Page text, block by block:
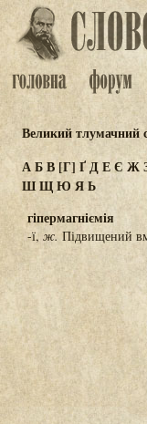
Великий тлумачний
АБВ[Г] ҐДЕЄ Ж
ШЩЮЯЬ
гіпермагніємія
-ї, ж. Підвищений